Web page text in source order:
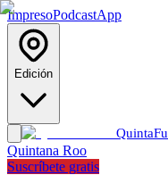
ImpresoPodcastApp
Edición
Quinta
Quintana Roo
Suscríbete gratis